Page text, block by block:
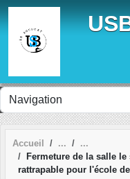
Accueil
Fermeture de la salle
rattrapable pour l'école
Panneau de gestion des